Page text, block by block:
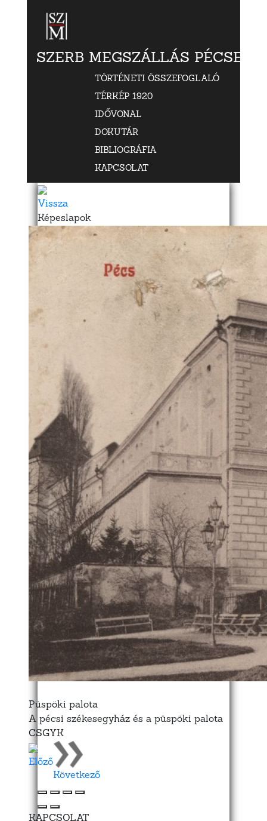
SZERB MEGSZÁLLÁS PÉCSETT
TÖRTÉNETI ÖSSZEFOGLALÓ
TÉRKÉP 1920
IDŐVONAL
DOKUTÁR
BIBLIOGRÁFIA
KAPCSOLAT
Vissza
Képeslapok
Püspöki palota
A pécsi székesegyház és a püspöki palota
CSGYK
Előző
Következő
KAPCSOLAT